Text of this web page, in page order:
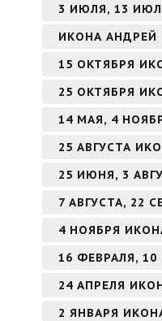
3 ИЮЛЯ, 13
ИКОНА АНДРЕЙ
15 ОКТЯБРЯ
25 ОКТЯБРЯ
14 МАЯ, 4
25 АВГУСТА
25 ИЮНЯ, 3
7 АВГУСТА, 22
4 НОЯБРЯ
16 ФЕВРАЛЯ,
24 АПРЕЛЯ
2 ЯНВАРЯ